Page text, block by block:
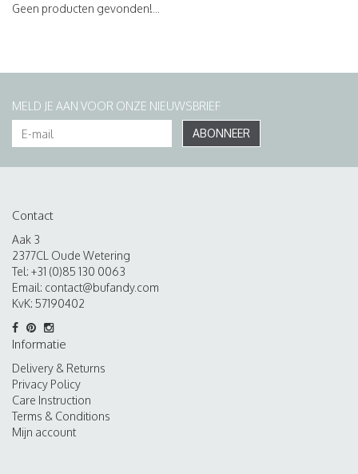
Geen producten gevonden!...
MELD JE AAN VOOR ONZE NIEUWSBRIEF
ABONNEER
Contact
Aak 3
2377CL Oude Wetering
Tel: +31 (0)85 130 0063
Email: contact@bufandy.com
KvK: 57190402
Informatie
Delivery & Returns
Privacy Policy
Care Instruction
Terms & Conditions
Mijn account